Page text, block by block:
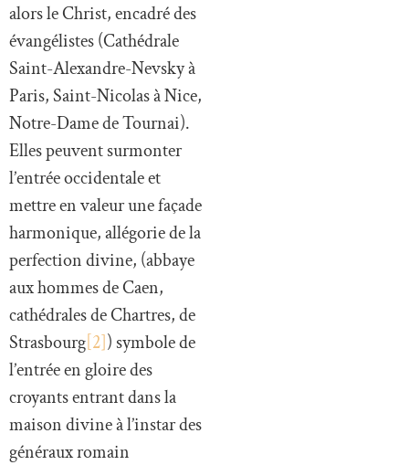
alors le Christ, encadré des
évangélistes (Cathédrale
Saint-Alexandre-Nevsky à
Paris, Saint-Nicolas à Nice,
Notre-Dame de Tournai).
Elles peuvent surmonter
l’entrée occidentale et
mettre en valeur une façade
harmonique, allégorie de la
perfection divine, (abbaye
aux hommes de Caen,
cathédrales de Chartres, de
Strasbourg[2]) symbole de
l’entrée en gloire des
croyants entrant dans la
maison divine à l’instar des
généraux romain